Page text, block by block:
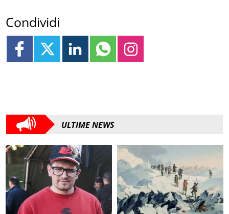
Condividi
ULTIME NEWS